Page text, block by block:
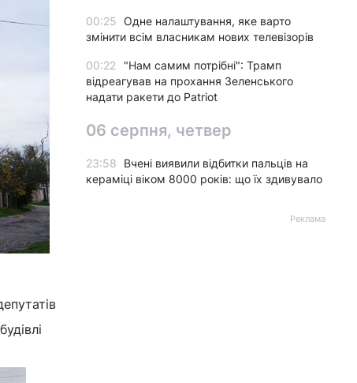
00:25 Одне налаштування, яке варто
змінити всім власникам нових телевізорів
00:22
"Нам самим потрібні": Трамп
відреагував на прохання Зеленського
надати ракети до Patriot
06 серпня, четвер
23:58
Вчені виявили відбитки пальців на
кераміці віком 8000 років: що їх здивувало
Реклама